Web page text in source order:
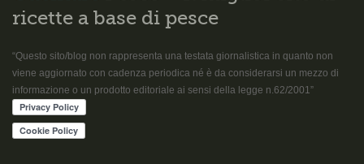
ricette a base di pesce
“Questo sito/blog non rappresenta una testata giornalistica in quanto non
viene aggiornato con cadenza periodica né è da considerarsi un mezzo di
informazione o un prodotto editoriale ai sensi della legge n.62/2001”